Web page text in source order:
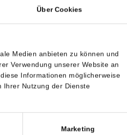
Über Cookies
Medien anbieten zu können und
Verwendung unserer Website an
Informationen möglicherweise
Ihrer Nutzung der Dienste
Marketing
Unter